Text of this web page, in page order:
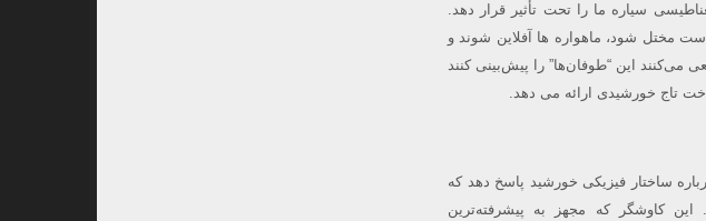
سیاره ما را تحت تأثیر قرار دهد.
مختل شود، ماهواره ها آفلاین شوند و
می‌کنند این “طوفان‌ها” را پیش‌بینی کنند
تاج خورشیدی ارائه می دهد.
ساختار فیزیکی خورشید پاسخ دهد که
کاوشگر که مجهز به پیشرفته‌ترین